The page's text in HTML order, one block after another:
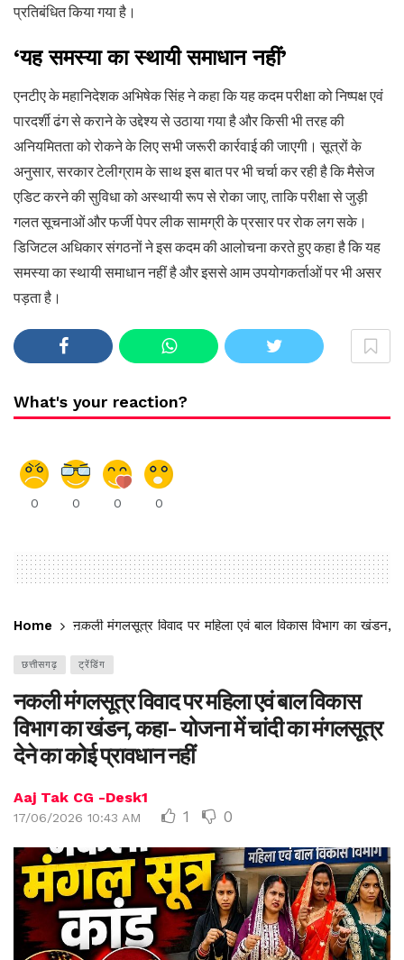
प्रतिबंधित किया गया है।
‘यह समस्या का स्थायी समाधान नहीं’
एनटीए के महानिदेशक अभिषेक सिंह ने कहा कि यह कदम परीक्षा को निष्पक्ष एवं
पारदर्शी ढंग से कराने के उद्देश्य से उठाया गया है और किसी भी तरह की
अनियमितता को रोकने के लिए सभी जरूरी कार्रवाई की जाएगी। सूत्रों के
अनुसार, सरकार टेलीग्राम के साथ इस बात पर भी चर्चा कर रही है कि मैसेज
एडिट करने की सुविधा को अस्थायी रूप से रोका जाए, ताकि परीक्षा से जुड़ी
गलत सूचनाओं और फर्जी पेपर लीक सामग्री के प्रसार पर रोक लग सके।
डिजिटल अधिकार संगठनों ने इस कदम की आलोचना करते हुए कहा है कि यह
समस्या का स्थायी समाधान नहीं है और इससे आम उपयोगकर्ताओं पर भी असर
पड़ता है।
What's your reaction?
0 0 0 0
Home नकली मंगलसूत्र विवाद पर महिला एवं बाल विकास विभाग का खंडन,
छत्तीसगढ़ ट्रेंडिंग
नकली मंगलसूत्र विवाद पर महिला एवं बाल विकास
विभाग का खंडन, कहा- योजना में चांदी का मंगलसूत्र
देने का कोई प्रावधान नहीं
Aaj Tak CG -Desk1
17/06/2026 10:43 AM 1 0